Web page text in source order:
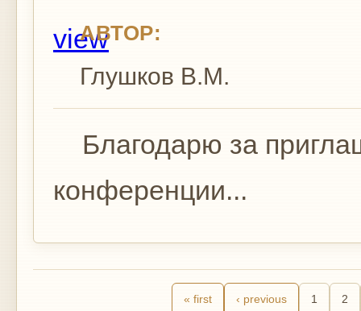
АВТОР:
Глушков В.М.
Благодарю за
конференции...
view
« first ‹ previous 1 2